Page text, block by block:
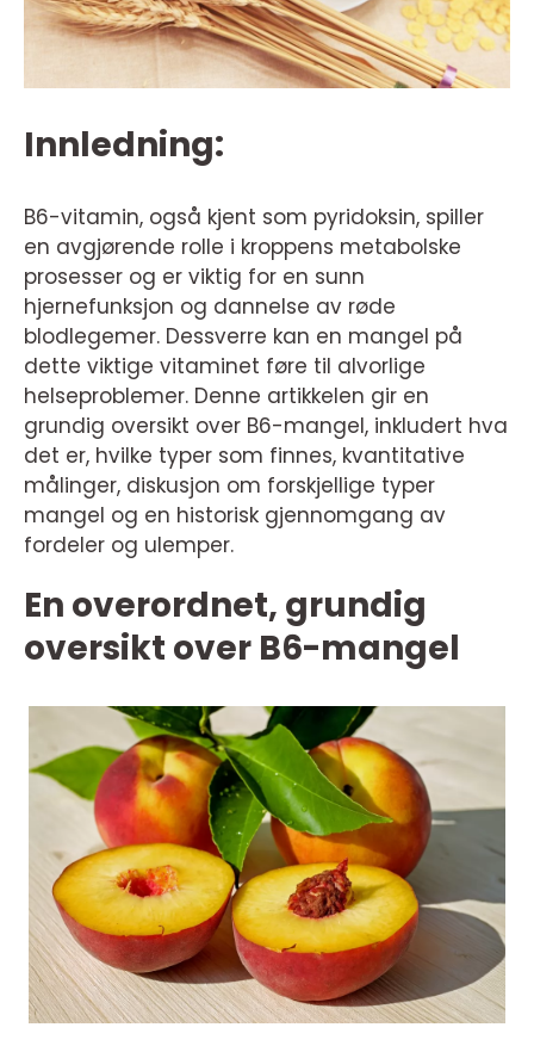
Innledning:
B6-vitamin, også kjent som pyridoksin, spiller
en avgjørende rolle i kroppens metabolske
prosesser og er viktig for en sunn
hjernefunksjon og dannelse av røde
blodlegemer. Dessverre kan en mangel på
dette viktige vitaminet føre til alvorlige
helseproblemer. Denne artikkelen gir en
grundig oversikt over B6-mangel, inkludert hva
det er, hvilke typer som finnes, kvantitative
målinger, diskusjon om forskjellige typer
mangel og en historisk gjennomgang av
fordeler og ulemper.
En overordnet, grundig
oversikt over B6-mangel